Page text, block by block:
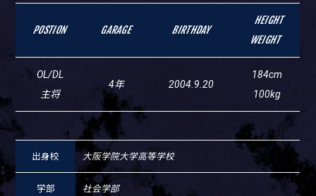
POSTION GARAGE BIRTHDAY
HEIGHT
WEIGHT
OL/DL
主将
4年 2004.9.20
184cm
100kg
出身校 大阪学院大学高等学校
学部 社会学部